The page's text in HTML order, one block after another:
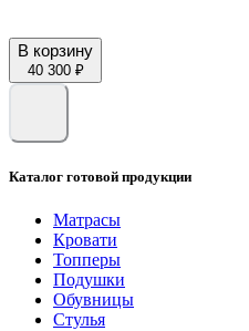
В корзину
40 300 ₽
Каталог готовой продукции
Матрасы
Кровати
Топперы
Подушки
Обувницы
Стулья